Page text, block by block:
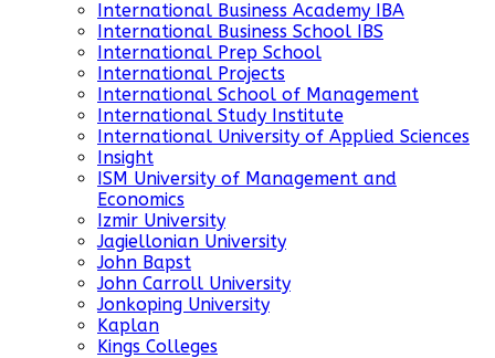
International Business Academy IBA
International Business School IBS
International Prep School
International Projects
International School of Management
International Study Institute
International University of Applied Sciences
Insight
ISM University of Management and
Economics
Izmir University
Jagiellonian University
John Bapst
John Carroll University
Jonkoping University
Kaplan
Kings Colleges